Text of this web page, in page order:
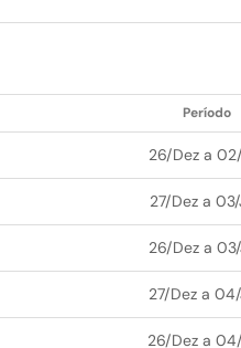
Período
26/Dez a
27/Dez a
26/Dez a
27/Dez a
26/Dez a